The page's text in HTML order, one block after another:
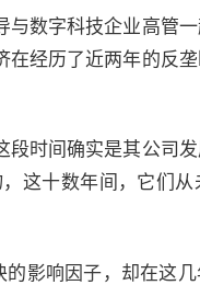
数字科技企业高管
经历了近两年的反
时间确实是其公司发
这十数年间，它们
影响因子，却在这